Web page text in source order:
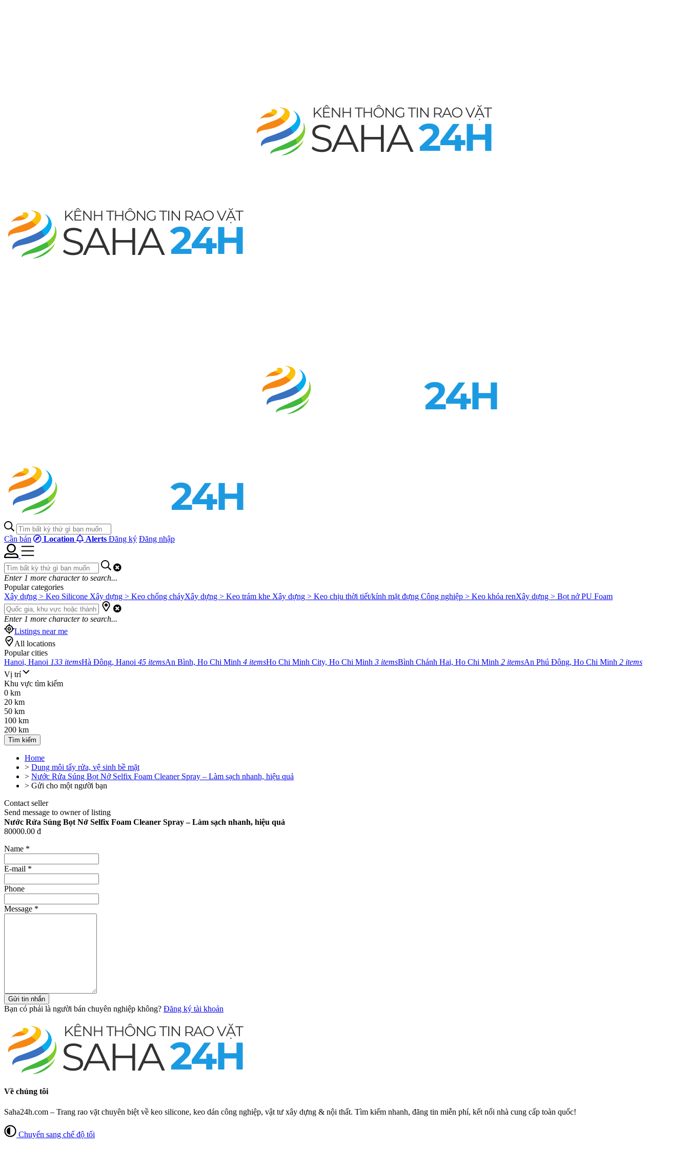
Cần bán Location Alerts Đăng ký Đăng nhập
Enter 1 more character to search...
Popular categories
Xây dựng > Keo Silicone Xây dựng > Keo chống cháyXây dựng > Keo trám khe Xây dựng > Keo chịu thời tiết/kính mặt đựng Công nghiệp > Keo khóa renXây dựng > Bọt nở PU Foam
Enter 1 more character to search...
Listings near me
All locations
Popular cities
Hanoi, Hanoi 133 itemsHà Đông, Hanoi 45 itemsAn Bình, Ho Chi Minh 4 itemsHo Chi Minh City, Ho Chi Minh 3 itemsBình Chánh Hai, Ho Chi Minh 2 itemsAn Phú Đông, Ho Chi Minh 2 items
Vị trí
Khu vực tìm kiếm
0 km
20 km
50 km
100 km
200 km
Tìm kiếm
Home
> Dung môi tẩy rửa, vệ sinh bề mặt
> Nước Rửa Súng Bọt Nở Selfix Foam Cleaner Spray – Làm sạch nhanh, hiệu quả
> Gửi cho một người bạn
Contact seller
Send message to owner of listing
Nước Rửa Súng Bọt Nở Selfix Foam Cleaner Spray – Làm sạch nhanh, hiệu quả
80000.00 đ
Name *
E-mail *
Phone
Message *
Gửi tin nhắn
Bạn có phải là người bán chuyên nghiệp không? Đăng ký tài khoản
Về chúng tôi
Saha24h.com – Trang rao vặt chuyên biệt về keo silicone, keo dán công nghiệp, vật tư xây dựng & nội thất. Tìm kiếm nhanh, đăng tin miễn phí, kết nối nhà cung cấp toàn quốc!
Chuyển sang chế độ tối